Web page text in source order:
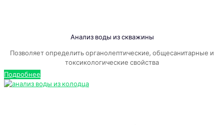
Анализ воды из скважины
Позволяет определить органолептические, общесанитарные и
токсикологические свойства
Подробнее